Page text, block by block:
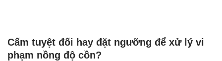
Cấm tuyệt đối hay đặt ngưỡng để xử lý vi
phạm nồng độ cồn?